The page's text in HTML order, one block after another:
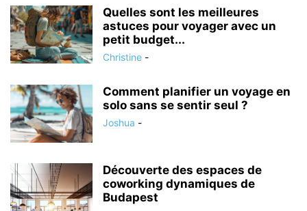
Quelles sont les meilleures
astuces pour voyager avec un
petit budget...
Christine -
Comment planifier un voyage en
solo sans se sentir seul ?
Joshua -
Découverte des espaces de
coworking dynamiques de
Budapest